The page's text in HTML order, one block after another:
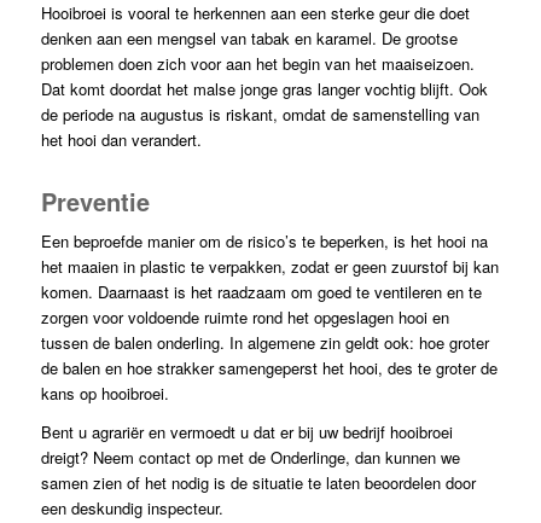
Hooibroei is vooral te herkennen aan een sterke geur die doet
denken aan een mengsel van tabak en karamel. De grootse
problemen doen zich voor aan het begin van het maaiseizoen.
Dat komt doordat het malse jonge gras langer vochtig blijft. Ook
de periode na augustus is riskant, omdat de samenstelling van
het hooi dan verandert.
Preventie
Een beproefde manier om de risico’s te beperken, is het hooi na
het maaien in plastic te verpakken, zodat er geen zuurstof bij kan
komen. Daarnaast is het raadzaam om goed te ventileren en te
zorgen voor voldoende ruimte rond het opgeslagen hooi en
tussen de balen onderling. In algemene zin geldt ook: hoe groter
de balen en hoe strakker samengeperst het hooi, des te groter de
kans op hooibroei.
Bent u agrariër en vermoedt u dat er bij uw bedrijf hooibroei
dreigt? Neem contact op met de Onderlinge, dan kunnen we
samen zien of het nodig is de situatie te laten beoordelen door
een deskundig inspecteur.